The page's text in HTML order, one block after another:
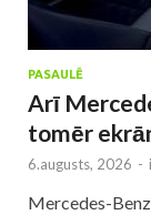
PASAULĒ
Arī
tomēr
6.augusts, 2026 -
Mercedes-